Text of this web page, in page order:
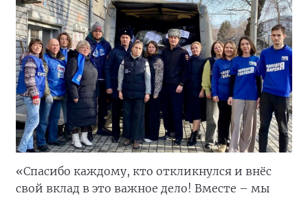
«Спасибо каждому, кто откликнулся и внёс
свой вклад в это важное дело! Вместе – мы